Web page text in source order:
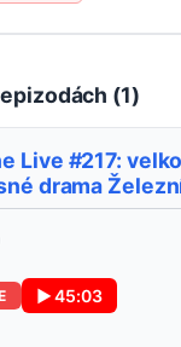
(1)
Live #217:
drama
▶45:03